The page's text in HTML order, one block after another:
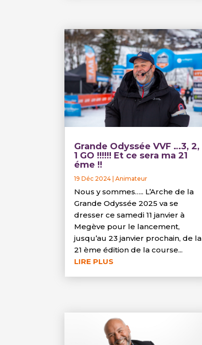
Grande Odyssée VVF …3, 2,
1 GO !!!!!! Et ce sera ma 21
éme !!
19 Déc 2024 |Animateur
Nous y sommes….. L’Arche de la
Grande Odyssée 2025 va se
dresser ce samedi 11 janvier à
Megève pour le lancement,
jusqu’au 23 janvier prochain, de la
21 ème édition de la course...
LIRE PLUS